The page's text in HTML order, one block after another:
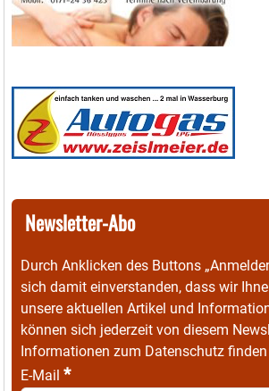
Newsletter-Abo
Durch Anklicken des Buttons
sich damit einverstanden, dass wir
unsere aktuellen Artikel und
können sich jederzeit von diesem
Informationen zum Datenschutz
E-Mail *